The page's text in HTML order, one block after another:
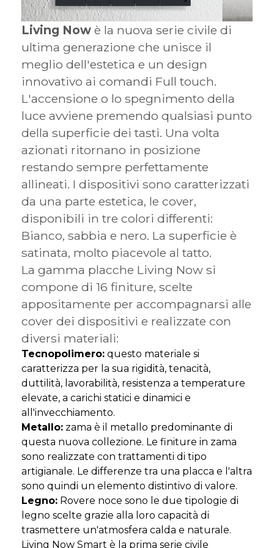
Living Now è la nuova serie civile di
ultima generazione che unisce il
meglio dell'estetica e un design
innovativo ai comandi Full touch.
L'accensione o lo spegnimento della
luce avviene premendo qualsiasi punto
della superficie dei tasti. Una volta
azionati ritornano in posizione
restando sempre perfettamente
allineati. I dispositivi sono caratterizzati
da una parte estetica, le cover,
disponibili in tre colori differenti:
Bianco, sabbia e nero. La superficie è
satinata, molto piacevole al tatto.
La gamma placche Living Now si
compone di 16 finiture, scelte
appositamente per accompagnarsi alle
cover dei dispositivi e realizzate con
diversi materiali:
Tecnopolimero: questo materiale si
caratterizza per la sua rigidità, tenacità,
duttilità, lavorabilità, resistenza a temperature
elevate, a carichi statici e dinamici e
all'invecchiamento.
Metallo: zama è il metallo predominante di
questa nuova collezione. Le finiture in zama
sono realizzate con trattamenti di tipo
artigianale. Le differenze tra una placca e l'altra
sono quindi un elemento distintivo di valore.
Legno: Rovere noce sono le due tipologie di
legno scelte grazie alla loro capacità di
trasmettere un'atmosfera calda e naturale.
Living Now Smart è la prima serie civile